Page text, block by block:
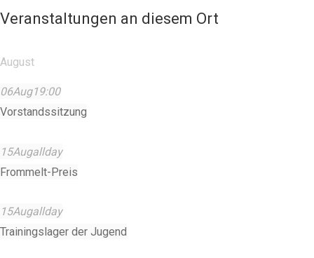
Veranstaltungen an diesem Ort
August
06Aug19:00
Vorstandssitzung
15Augallday
Frommelt-Preis
15Augallday
Trainingslager der Jugend